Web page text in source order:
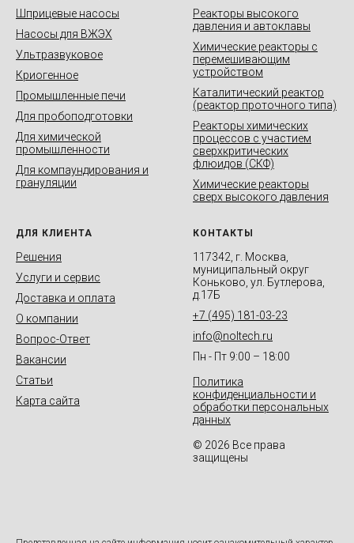
Шприцевые насосы
Насосы для ВЖЭХ
Ультразвуковое
Криогенное
Промышленные печи
Для пробоподготовки
Для химической
промышленности
Для компаундирования и
грануляции
Реакторы высокого
давления и автоклавы
Химические реакторы с
перемешивающим
устройством
Каталитический реактор
(реактор проточного типа)
Реакторы химических
процессов с участием
сверхкритических
флюидов (СКФ)
Химические реакторы
сверх высокого давления
ДЛЯ КЛИЕНТА
Решения
Услуги и сервис
Доставка и оплата
О компании
Вопрос-Ответ
Вакансии
Статьи
Карта сайта
КОНТАКТЫ
117342, г. Москва,
муниципальный округ
Коньково, ул. Бутлерова,
д.17Б
+7 (495) 181-03-23
info@noltech.ru
Пн - Пт 9:00 – 18:00
Политика
конфиденциальности и
обработки персональных
данных
© 2026 Все права
защищены